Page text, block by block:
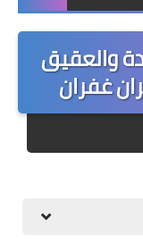
للمبتدئات
والعقيق
غفران